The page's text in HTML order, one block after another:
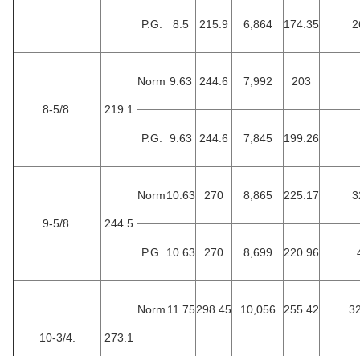
P.G. 8.5 215.9 6,864 174.35
8-5/8. 219.1
Norm 9.63 244.6 7,992 203
P.G. 9.63 244.6 7,845 199.26
9-5/8. 244.5
Norm10.63 270 8,865 225.17
P.G. 10.63 270 8,699 220.96
10-3/4. 273.1
Norm 11.75298.45 10,056 255.42